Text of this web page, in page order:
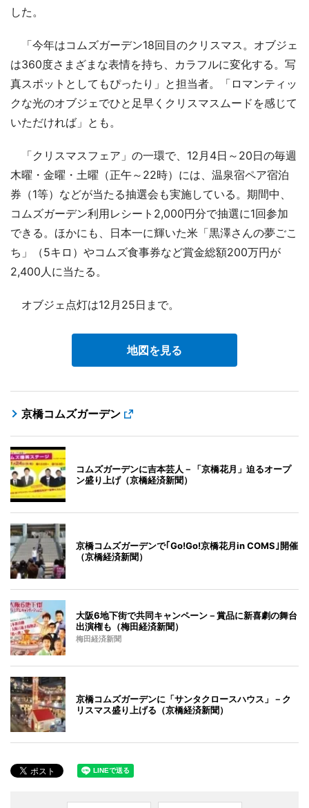
した。
「今年はコムズガーデン18回目のクリスマス。オブジェ
は360度さまざまな表情を持ち、カラフルに変化する。写
真スポットとしてもぴったり」と担当者。「ロマンティッ
クな光のオブジェでひと足早くクリスマスムードを感じて
いただければ」とも。
「クリスマスフェア」の一環で、12月4日～20日の毎週
木曜・金曜・土曜（正午～22時）には、温泉宿ペア宿泊
券（1等）などが当たる抽選会も実施している。期間中、
コムズガーデン利用レシート2,000円分で抽選に1回参加
できる。ほかにも、日本一に輝いた米「黒澤さんの夢ごこ
ち」（5キロ）やコムズ食事券など賞金総額200万円が
2,400人に当たる。
オブジェ点灯は12月25日まで。
地図を見る
京橋コムズガーデン
コムズガーデンに吉本芸人－「京橋花月」迫るオープ
ン盛り上げ（京橋経済新聞）
京橋コムズガーデンで｢Go!Go!京橋花月in COMS｣開催
（京橋経済新聞）
大阪6地下街で共同キャンペーン－賞品に新喜劇の舞台
出演権も（梅田経済新聞）
梅田経済新聞
京橋コムズガーデンに「サンタクロースハウス」－ク
リスマス盛り上げる（京橋経済新聞）